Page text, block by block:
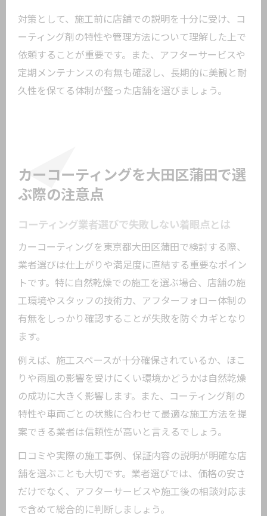
対策として、施工前に店舗での説明を十分に受け、コ
ーティング剤の特性や管理方法について理解した上で
依頼することが重要です。また、アフターサービスや
定期メンテナンスの有無も確認し、長期的に美観と耐
久性を保てる体制が整った店舗を選びましょう。
カーコーティングを大田区蒲田で選
ぶ際の注意点
コーティング業者選びで失敗しない着眼点とは
カーコーティングを東京都大田区蒲田で検討する際、
業者選びは仕上がりや満足度に直結する重要なポイン
トです。特に自然乾燥での施工を選ぶ場合、店舗の施
工環境やスタッフの技術力、アフターフォロー体制の
有無をしっかり確認することが失敗を防ぐカギとなり
ます。
例えば、施工スペースが十分確保されているか、ほこ
りや雨風の影響を受けにくい環境かどうかは自然乾燥
の成功に大きく影響します。また、コーティング剤の
特性や車両ごとの状態に合わせて最適な施工方法を提
案できる業者は信頼性が高いと言えるでしょう。
口コミや実際の施工事例、保証内容の説明が明確な店
舗を選ぶことも大切です。業者選びでは、価格の安さ
だけでなく、アフターサービスや施工後の相談対応ま
で含めて総合的に判断しましょう。